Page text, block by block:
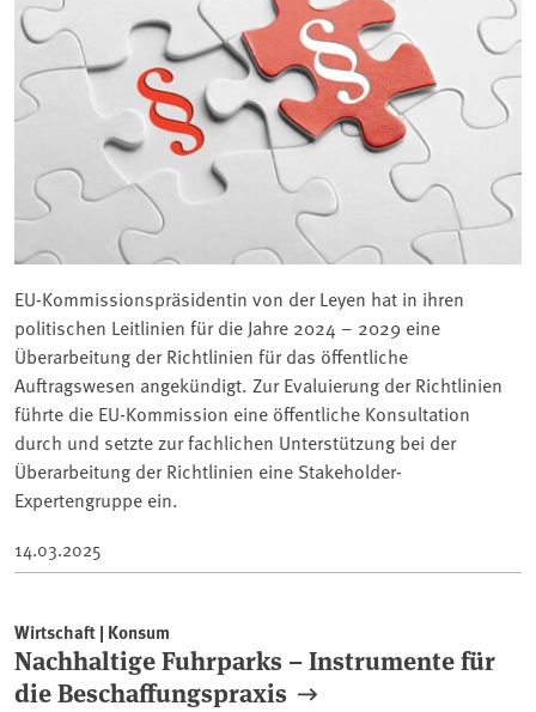
EU-Kommissionspräsidentin von der Leyen hat in ihren
politischen Leitlinien für die Jahre 2024 – 2029 eine
Überarbeitung der Richtlinien für das öffentliche
Auftragswesen angekündigt. Zur Evaluierung der Richtlinien
führte die EU-Kommission eine öffentliche Konsultation
durch und setzte zur fachlichen Unterstützung bei der
Überarbeitung der Richtlinien eine Stakeholder-
Expertengruppe ein.
14.03.2025
Wirtschaft | Konsum
Nachhaltige Fuhrparks – Instrumente für
die Beschaffungspraxis